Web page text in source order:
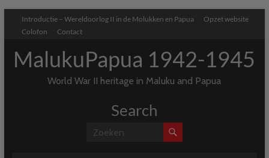
inhoud
Introductie – Wereldoorlog II in de Molukken en Papua
Opzet website
Colofon
Contact
MalukuPapua 1942-1945
World War II heritage in Maluku and Papua
Search